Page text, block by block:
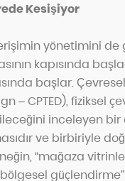
Kesişiyor
yönetimini de
kapısında
başlar.
– CPTED), fiziksel
inceleyen bir
ve birbiriyle
“mağaza